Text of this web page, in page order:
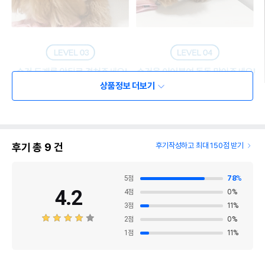
상품정보 더보기
후기 총 9 건 후기작성하고 최대 150점 받기
4.2
5점 78%
4점 0%
3점 11 %
2점 0%
1 점 11 %